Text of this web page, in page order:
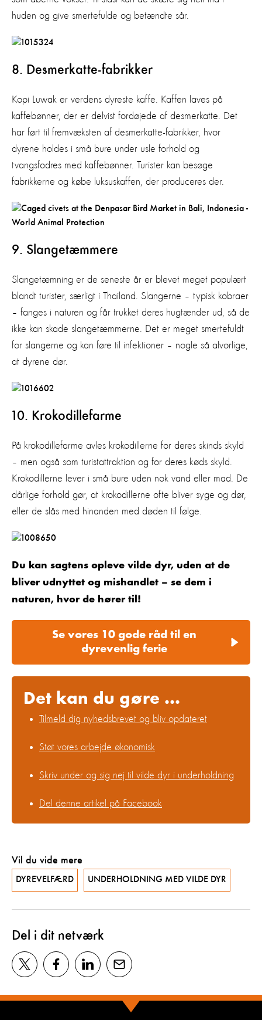
huden og give smertefulde og betændte sår.
8. Desmerkatte-fabrikker
Kopi Luwak er verdens dyreste kaffe. Kaffen laves på
kaffebønner, der er delvist fordøjede af desmerkatte. Det
har ført til fremvæksten af desmerkatte-fabrikker, hvor
dyrene holdes i små bure under usle forhold og
tvangsfodres med kaffebønner. Turister kan besøge
fabrikkerne og købe luksuskaffen, der produceres der.
9. Slangetæmmere
Slangetæmning er de seneste år er blevet meget populært
blandt turister, særligt i Thailand. Slangerne – typisk kobraer
– fanges i naturen og får trukket deres hugtænder ud, så de
ikke kan skade slangetæmmerne. Det er meget smertefuldt
for slangerne og kan føre til infektioner – nogle så alvorlige,
at dyrene dør.
10. Krokodillefarme
På krokodillefarme avles krokodillerne for deres skinds skyld
– men også som turistattraktion og for deres køds skyld.
Krokodillerne lever i små bure uden nok vand eller mad. De
dårlige forhold gør, at krokodillerne ofte bliver syge og dør,
eller de slås med hinanden med døden til følge.
Du kan sagtens opleve vilde dyr, uden at de
bliver udnyttet og mishandlet – se dem i
naturen, hvor de hører til!
Se vores 10 gode råd til en
dyrevenlig ferie
Det kan du gøre ...
Tilmeld dig nyhedsbrevet og bliv opdateret
Støt vores arbejde økonomisk
Skriv under og sig nej til vilde dyr i underholdning
Del denne artikel på Facebook
Vil du vide mere
DYREVELFÆRD UNDERHOLDNING MED VILDE DYR
Del i dit netværk